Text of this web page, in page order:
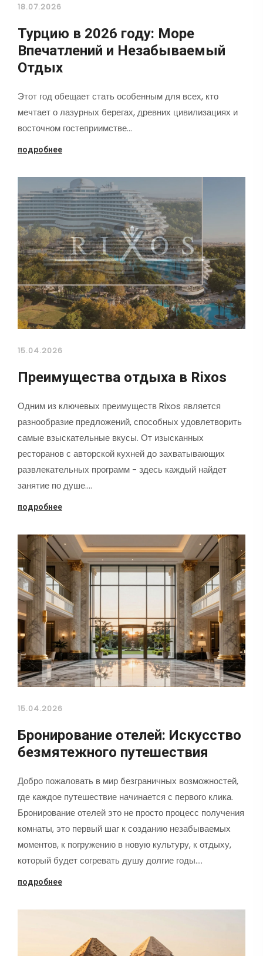
18.07.2026
Турцию в 2026 году: Море
Впечатлений и Незабываемый
Отдых
Этот год обещает стать особенным для всех, кто
мечтает о лазурных берегах, древних цивилизациях и
восточном гостеприимстве…
подробнее
15.04.2026
Преимущества отдыха в Rixos
Одним из ключевых преимуществ Rixos является
разнообразие предложений, способных удовлетворить
самые взыскательные вкусы. От изысканных
ресторанов с авторской кухней до захватывающих
развлекательных программ - здесь каждый найдет
занятие по душе.…
подробнее
15.04.2026
Бронирование отелей: Искусство
безмятежного путешествия
Добро пожаловать в мир безграничных возможностей,
где каждое путешествие начинается с первого клика.
Бронирование отелей это не просто процесс получения
комнаты, это первый шаг к созданию незабываемых
моментов, к погружению в новую культуру, к отдыху,
который будет согревать душу долгие годы.…
подробнее